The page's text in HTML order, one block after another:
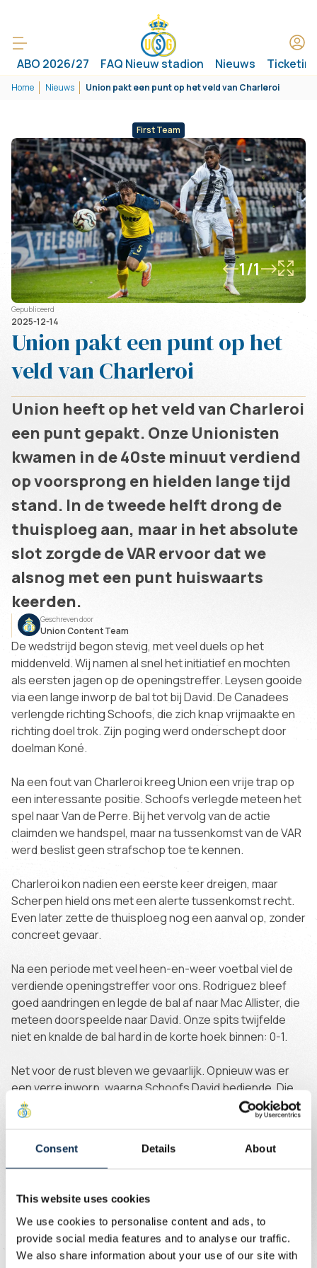
Consent Details About
This website uses cookies
We use cookies to personalise content and ads, to
provide social media features and to analyse our traffic.
We also share information about your use of our site with
ABO 2026/27 FAQ Nieuw stadion Nieuws
Home Nieuws Union pakt een punt op het veld van Charleroi
First Team
1/1
Gepubliceerd
2025-12-14
Union pakt een punt op het
veld van Charleroi
Union heeft op het veld van Charleroi
een punt gepakt. Onze Unionisten
kwamen in de 40ste minuut verdiend
op voorsprong en hielden lange tijd
stand. In de tweede helft drong de
thuisploeg aan, maar in het absolute
slot zorgde de VAR ervoor dat we
alsnog met een punt huiswaarts
keerden.
Geschreven door
Union Content Team
De wedstrijd begon stevig, met veel duels op het
middenveld. Wij namen al snel het initiatief en mochten
als eersten jagen op de openingstreffer. Leysen gooide
via een lange inworp de bal tot bij David. De Canadees
verlengde richting Schoofs, die zich knap vrijmaakte en
richting doel trok. Zijn poging werd onderschept door
doelman Koné.
Na een fout van Charleroi kreeg Union een vrije trap op
een interessante positie. Schoofs verlegde meteen het
spel naar Van de Perre. Bij het vervolg van de actie
claimden we handspel, maar na tussenkomst van de VAR
werd beslist geen strafschop toe te kennen.
Charleroi kon nadien een eerste keer dreigen, maar
Scherpen hield ons met een alerte tussenkomst recht.
Even later zette de thuisploeg nog een aanval op, zonder
concreet gevaar.
Na een periode met veel heen-en-weer voetbal viel de
verdiende openingstreffer voor ons. Rodriguez bleef
goed aandringen en legde de bal af naar Mac Allister, die
meteen doorspeelde naar David. Onze spits twijfelde
niet en knalde de bal hard in de korte hoek binnen: 0-1.
Net voor de rust bleven we gevaarlijk. Opnieuw was er
een verre inworp, waarna Schoofs David bediende. Die
draaide zich knap vrij en mikte nipt naast. Even later
probeerde Schoofs het zelf na balverovering, maar zijn
Na de pauze nam Charleroi meer initiatief, maar wij bleven
voor de voeten van Titraoui, die hoog over besloot.
Enkele minuten later moest Scherpen opnieuw
tussenbeide komen met een knappe redding op een
hard schot van Scheidler.